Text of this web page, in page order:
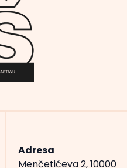
Adresa
Menčetićeva 2, 10000